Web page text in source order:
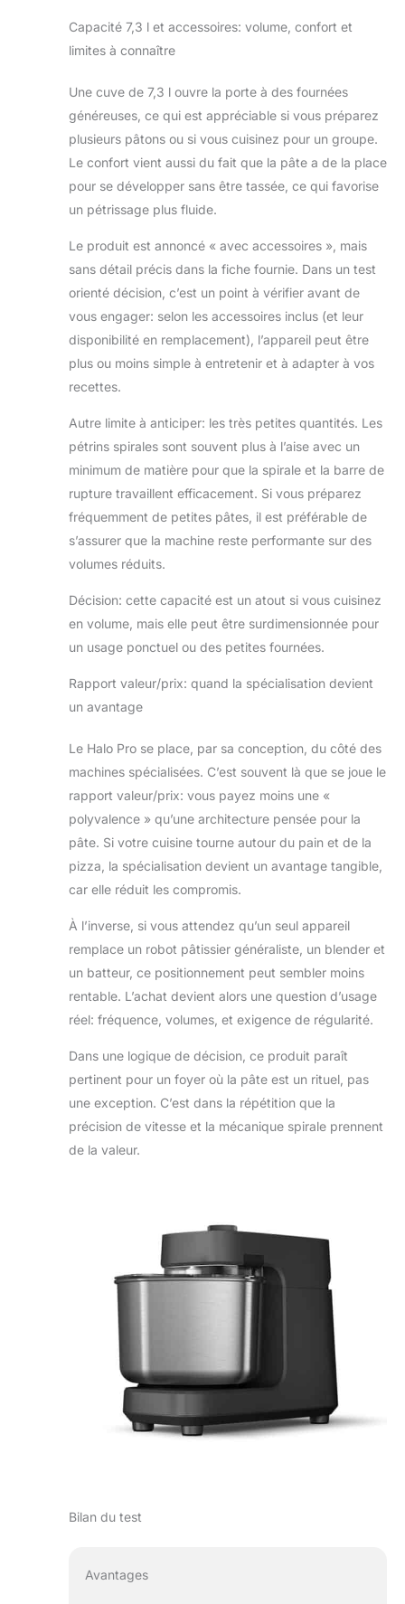
Capacité 7,3 l et accessoires: volume, confort et
limites à connaître
Une cuve de 7,3 l ouvre la porte à des fournées
généreuses, ce qui est appréciable si vous préparez
plusieurs pâtons ou si vous cuisinez pour un groupe.
Le confort vient aussi du fait que la pâte a de la place
pour se développer sans être tassée, ce qui favorise
un pétrissage plus fluide.
Le produit est annoncé « avec accessoires », mais
sans détail précis dans la fiche fournie. Dans un test
orienté décision, c’est un point à vérifier avant de
vous engager: selon les accessoires inclus (et leur
disponibilité en remplacement), l’appareil peut être
plus ou moins simple à entretenir et à adapter à vos
recettes.
Autre limite à anticiper: les très petites quantités. Les
pétrins spirales sont souvent plus à l’aise avec un
minimum de matière pour que la spirale et la barre de
rupture travaillent efficacement. Si vous préparez
fréquemment de petites pâtes, il est préférable de
s’assurer que la machine reste performante sur des
volumes réduits.
Décision: cette capacité est un atout si vous cuisinez
en volume, mais elle peut être surdimensionnée pour
un usage ponctuel ou des petites fournées.
Rapport valeur/prix: quand la spécialisation devient
un avantage
Le Halo Pro se place, par sa conception, du côté des
machines spécialisées. C’est souvent là que se joue le
rapport valeur/prix: vous payez moins une «
polyvalence » qu’une architecture pensée pour la
pâte. Si votre cuisine tourne autour du pain et de la
pizza, la spécialisation devient un avantage tangible,
car elle réduit les compromis.
À l’inverse, si vous attendez qu’un seul appareil
remplace un robot pâtissier généraliste, un blender et
un batteur, ce positionnement peut sembler moins
rentable. L’achat devient alors une question d’usage
réel: fréquence, volumes, et exigence de régularité.
Dans une logique de décision, ce produit paraît
pertinent pour un foyer où la pâte est un rituel, pas
une exception. C’est dans la répétition que la
précision de vitesse et la mécanique spirale prennent
de la valeur.
Bilan du test
Avantages